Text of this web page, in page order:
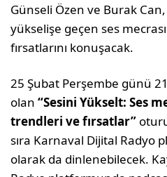
Günseli Özen ve Burak
yükselişe geçen ses
fırsatlarını konuşacak.
25 Şubat Perşembe günü
olan“Sesini Yükselt: Ses
trendleri ve fırsatlar”
sıra Karnaval Dijital Radyo
olarak da dinlenebilecek.